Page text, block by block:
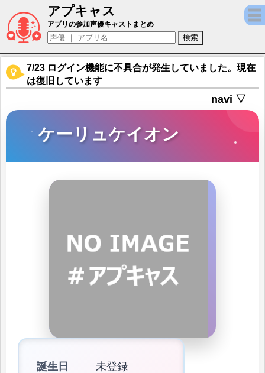
アプキャス
ケーリュケイオン（声優：加藤英美里)【フ
アプリの参加声優キャストまとめ
7/23 ログイン機能に不具合が発生していました。現在
は復旧しています
navi ▽
ケーリュケイオン
誕生日
未登録